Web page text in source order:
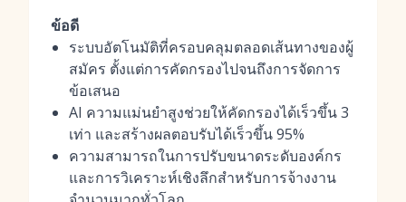
ข้อดี
ระบบอัตโนมัติที่ครอบคลุมตลอดเส้นทางของผู้
สมัคร ตั้งแต่การคัดกรองไปจนถึงการจัดการ
ข้อเสนอ
AI ความแม่นยำสูงช่วยให้คัดกรองได้เร็วขึ้น 3
เท่า และสร้างผลตอบรับได้เร็วขึ้น 95%
ความสามารถในการปรับขนาดระดับองค์กร
และการวิเคราะห์เชิงลึกสำหรับการจ้างงาน